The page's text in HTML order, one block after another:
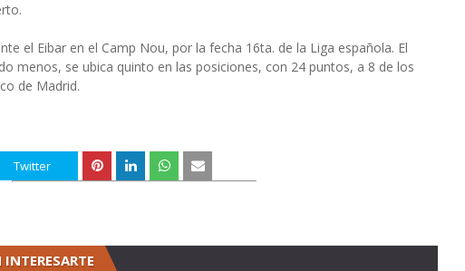
el Eibar en el Camp Nou, por la fecha 16ta. de la Liga española. El
menos, se ubica quinto en las posiciones, con 24 puntos, a 8 de los
de Madrid.
Twitter